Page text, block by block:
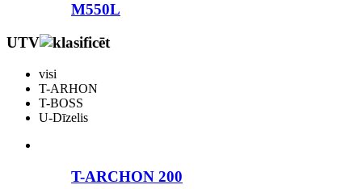
M550L
UTV
visi
T-ARHON
T-BOSS
U-Dīzelis
T-ARCHON 200